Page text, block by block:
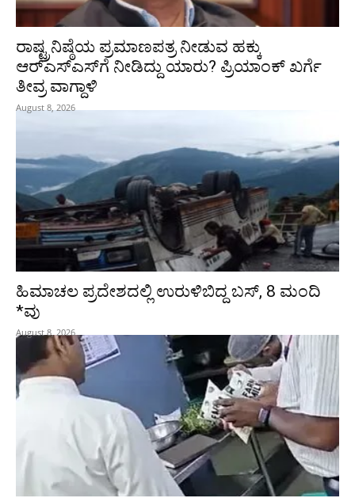
ರಾಷ್ಟ್ರನಿಷ್ಠೆಯ ಪ್ರಮಾಣಪತ್ರ ನೀಡುವ ಹಕ್ಕು
ಆರ್‌ಎಸ್‌ಎಸ್‌ಗೆ ನೀಡಿದ್ದು ಯಾರು? ಪ್ರಿಯಾಂಕ್ ಖರ್ಗೆ
ತೀವ್ರ ವಾಗ್ದಾಳಿ
August 8, 2026
ಹಿಮಾಚಲ ಪ್ರದೇಶದಲ್ಲಿ ಉರುಳಿಬಿದ್ದ ಬಸ್‌, 8 ಮಂದಿ
*ವು
August 8, 2026